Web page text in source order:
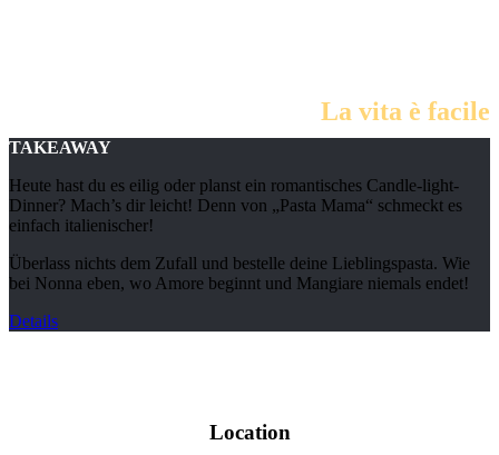
La vita è facile
TAKEAWAY
Heute hast du es eilig oder planst ein romantisches Candle-light-
Dinner? Mach’s dir leicht! Denn von „Pasta Mama“ schmeckt es
einfach italienischer!
Überlass nichts dem Zufall und bestelle deine Lieblingspasta. Wie
bei Nonna eben, wo Amore beginnt und Mangiare niemals endet!
Details
Location